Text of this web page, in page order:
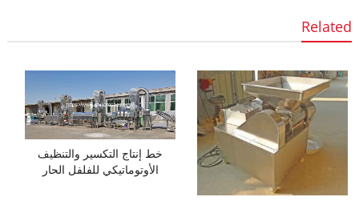
Related
خط إنتاج التكسير والتنظيف
الأوتوماتيكي للفلفل الحار